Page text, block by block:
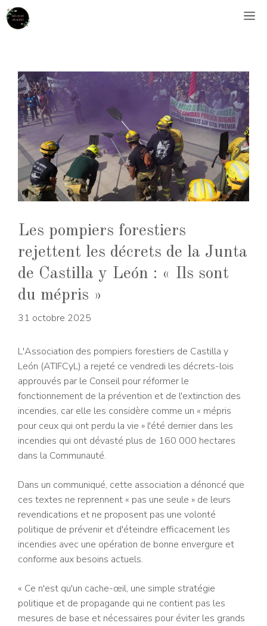
Aller
au
Les pompiers forestiers
rejettent les décrets de la Junta
de Castilla y León : « Ils sont
du mépris »
31 octobre 2025
L'Association des pompiers forestiers de Castilla y
León (ATIFCyL) a rejeté ce vendredi les décrets-lois
approuvés par le Conseil pour réformer le
fonctionnement de la prévention et de l'extinction des
incendies, car elle les considère comme un « mépris
pour ceux qui ont perdu la vie » l'été dernier dans les
incendies qui ont dévasté plus de 160 000 hectares
dans la Communauté.
Dans un communiqué, cette association a dénoncé que
ces textes ne reprennent « pas une seule » de leurs
revendications et ne proposent pas une volonté
politique de prévenir et d'éteindre efficacement les
incendies avec une opération de bonne envergure et
conforme aux besoins actuels.
« Ce n'est qu'un cache-œil, une simple stratégie
politique et de propagande qui ne contient pas les
mesures de base et nécessaires pour éviter les grands